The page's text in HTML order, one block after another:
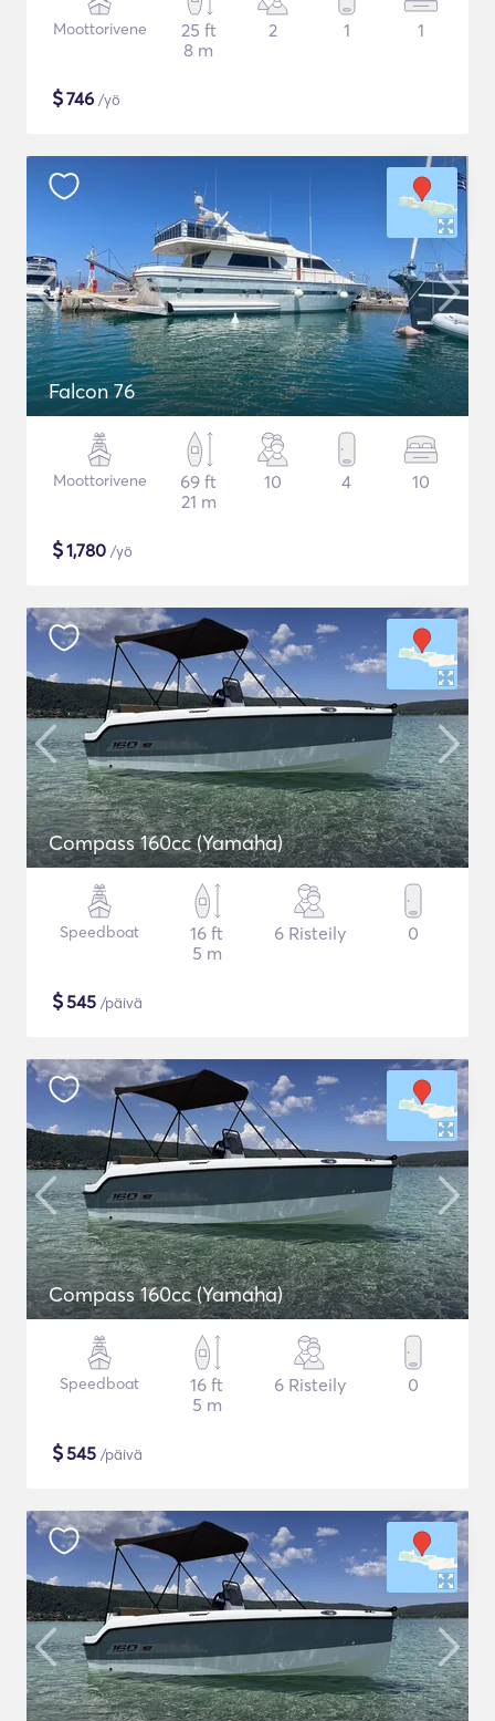
Moottorivene
25 ft
8 m
2 1 1
$746 /yö
Falcon 76
Moottorivene
69 ft
21 m
10 4 10
$1,780 /yö
Compass 160cc (Yamaha)
Speedboat
16 ft
5 m
6 Risteily 0
$545 /päivä
Compass 160cc (Yamaha)
Speedboat
16 ft
5 m
6 Risteily 0
$545 /päivä